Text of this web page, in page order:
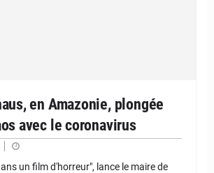
en Amazonie, plongée
avec le coronavirus
un film d'horreur", lance le maire de